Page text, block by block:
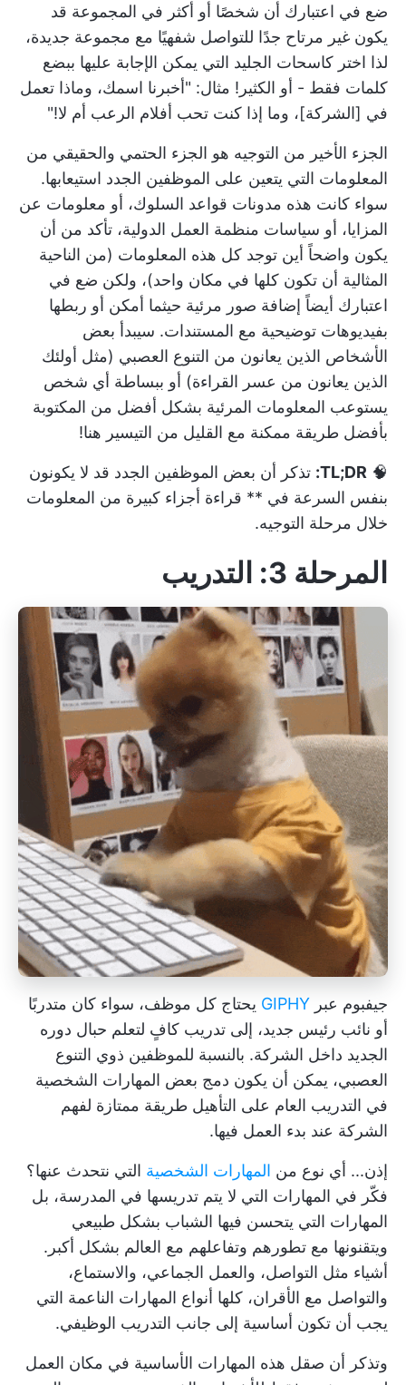
ضع في اعتبارك أن شخصًا أو أكثر في المجموعة قد
يكون غير مرتاح جدًا للتواصل شفهيًا مع مجموعة جديدة،
لذا اختر كاسحات الجليد التي يمكن الإجابة عليها ببضع
كلمات فقط - أو الكثير! مثال: "أخبرنا اسمك، وماذا تعمل
في [الشركة]، وما إذا كنت تحب أفلام الرعب أم لا!"
الجزء الأخير من التوجيه هو الجزء الحتمي والحقيقي من
المعلومات التي يتعين على الموظفين الجدد استيعابها.
سواء كانت هذه مدونات قواعد السلوك، أو معلومات عن
المزايا، أو سياسات منظمة العمل الدولية، تأكد من أن
يكون واضحاً أين توجد كل هذه المعلومات (من الناحية
المثالية أن تكون كلها في مكان واحد)، ولكن ضع في
اعتبارك أيضاً إضافة صور مرئية حيثما أمكن أو ربطها
بفيديوهات توضيحية مع المستندات. سيبدأ بعض
الأشخاص الذين يعانون من التنوع العصبي (مثل أولئك
الذين يعانون من عسر القراءة) أو ببساطة أي شخص
يستوعب المعلومات المرئية بشكل أفضل من المكتوبة
بأفضل طريقة ممكنة مع القليل من التيسير هنا!
🧠
TL;DR: تذكر أن بعض الموظفين الجدد قد لا يكونون
بنفس السرعة في ** قراءة أجزاء كبيرة من المعلومات
خلال مرحلة التوجيه.
المرحلة 3: التدريب
جيفبوم عبر GIPHY يحتاج كل موظف، سواء كان متدربًا
أو نائب رئيس جديد، إلى تدريب كافٍ لتعلم حبال دوره
الجديد داخل الشركة. بالنسبة للموظفين ذوي التنوع
العصبي، يمكن أن يكون دمج بعض المهارات الشخصية
في التدريب العام على التأهيل طريقة ممتازة لفهم
الشركة عند بدء العمل فيها.
إذن... أي نوع من المهارات الشخصية التي نتحدث عنها؟
فكّر في المهارات التي لا يتم تدريسها في المدرسة، بل
المهارات التي يتحسن فيها الشباب بشكل طبيعي
ويتقنونها مع تطورهم وتفاعلهم مع العالم بشكل أكبر.
أشياء مثل التواصل، والعمل الجماعي، والاستماع،
والتواصل مع الأقران، كلها أنواع المهارات الناعمة التي
يجب أن تكون أساسية إلى جانب التدريب الوظيفي.
وتذكر أن صقل هذه المهارات الأساسية في مكان العمل